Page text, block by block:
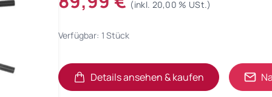
(inkl. 20,00 % USt.)
Verfügbar: 1 Stück
Details ansehen & kaufen
(öffnet in neuem Tab)
(öffnet in neuem Tab)